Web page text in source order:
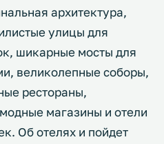
архитектура,
улицы для
шикарные мосты для
великолепные соборы,
рестораны,
магазины и отели
Об отелях и пойдет